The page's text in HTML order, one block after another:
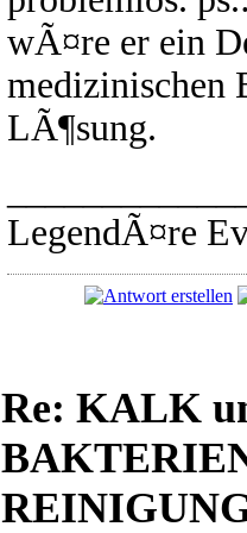
wÃ¤re er ein
medizinischen
LÃ¶sung.
LegendÃ¤re
Re: KALK